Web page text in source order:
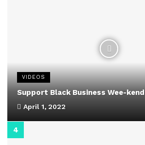
VIDEOS
Support Black Business Wee-kend
April 1, 2022